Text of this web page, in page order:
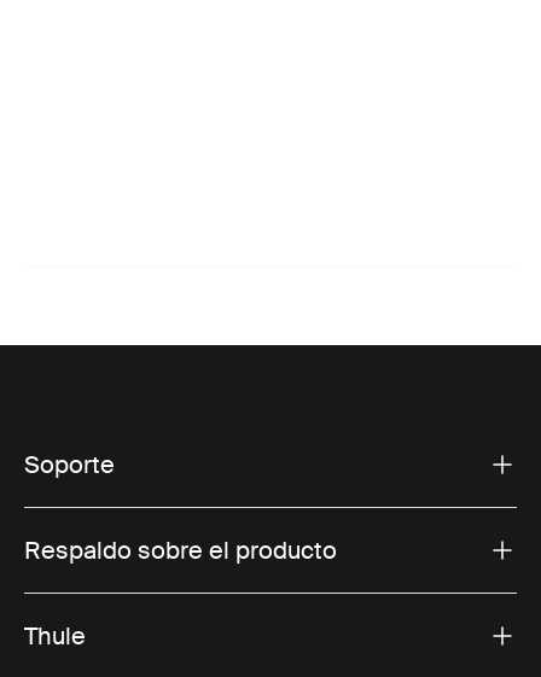
Soporte
Respaldo sobre el producto
Thule